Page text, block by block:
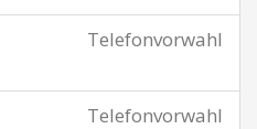
Telefonvorwahl
Telefonvorwahl